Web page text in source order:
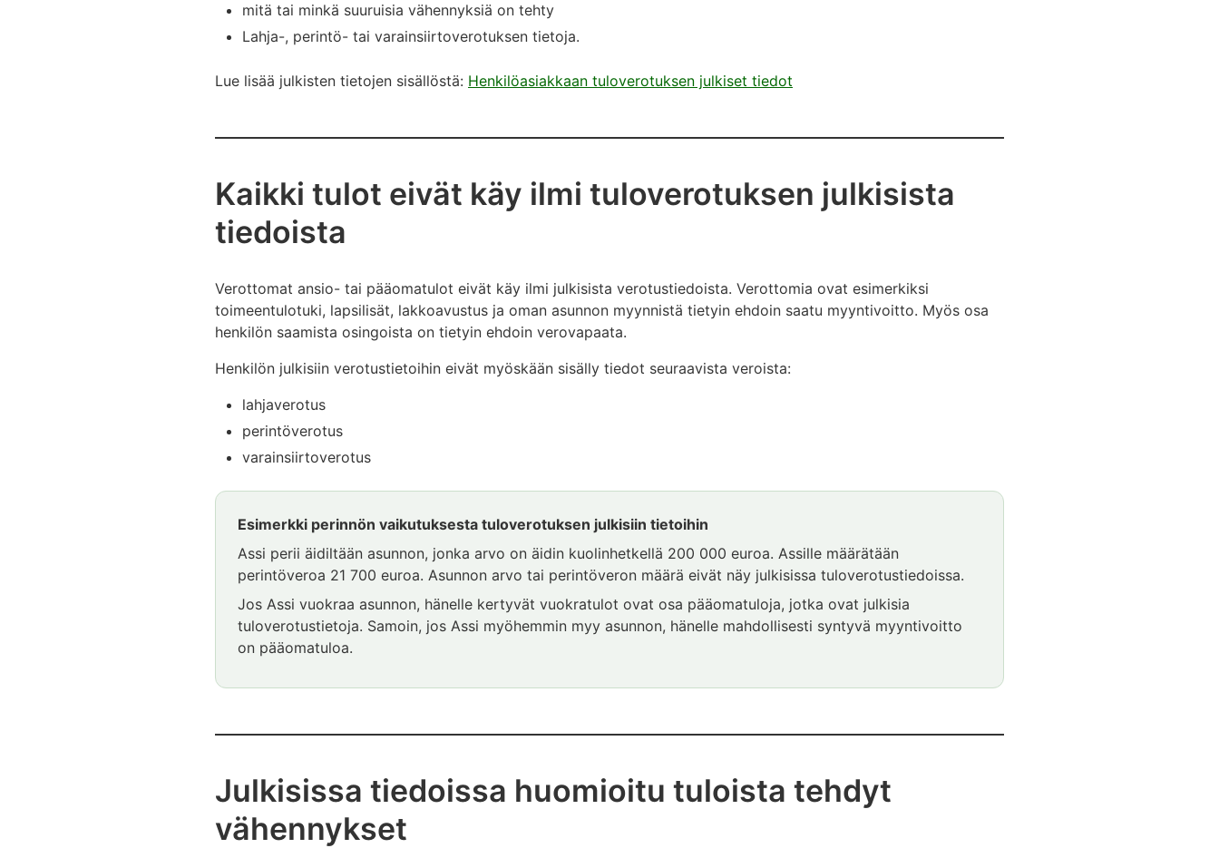
mitä tai minkä suuruisia vähennyksiä on tehty
Lahja-, perintö- tai varainsiirtoverotuksen tietoja.
Lue lisää julkisten tietojen sisällöstä: Henkilöasiakkaan tuloverotuksen julkiset tiedot
Kaikki tulot eivät käy ilmi tuloverotuksen julkisista
tiedoista
Verottomat ansio- tai pääomatulot eivät käy ilmi julkisista verotustiedoista. Verottomia ovat esimerkiksi
toimeentulotuki, lapsilisät, lakkoavustus ja oman asunnon myynnistä tietyin ehdoin saatu myyntivoitto. Myös osa
henkilön saamista osingoista on tietyin ehdoin verovapaata.
Henkilön julkisiin verotustietoihin eivät myöskään sisälly tiedot seuraavista veroista:
lahjaverotus
perintöverotus
varainsiirtoverotus
Esimerkki perinnön vaikutuksesta tuloverotuksen julkisiin tietoihin
Assi perii äidiltään asunnon, jonka arvo on äidin kuolinhetkellä 200 000 euroa. Assille määrätään
perintöveroa 21 700 euroa. Asunnon arvo tai perintöveron määrä eivät näy julkisissa tuloverotustiedoissa.
Jos Assi vuokraa asunnon, hänelle kertyvät vuokratulot ovat osa pääomatuloja, jotka ovat julkisia
tuloverotustietoja. Samoin, jos Assi myöhemmin myy asunnon, hänelle mahdollisesti syntyvä myyntivoitto
on pääomatuloa.
Julkisissa tiedoissa huomioitu tuloista tehdyt
vähennykset